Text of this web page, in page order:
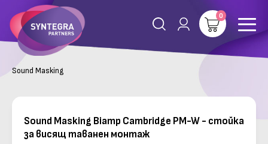
0
Sound Masking
Sound Masking Biamp Cambridge PM-W - стойка
за висящ таванен монтаж